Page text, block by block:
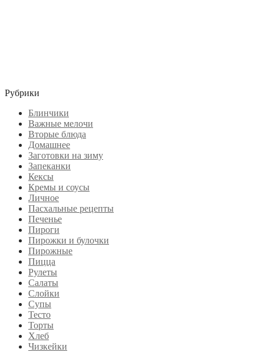
Рубрики
Блинчики
Важные мелочи
Вторые блюда
Домашнее
Заготовки на зиму
Запеканки
Кексы
Кремы и соусы
Личное
Пасхальные рецепты
Печенье
Пироги
Пирожки и булочки
Пирожные
Пицца
Рулеты
Салаты
Слойки
Супы
Тесто
Торты
Хлеб
Чизкейки